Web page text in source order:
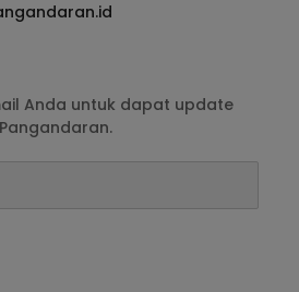
Anda untuk dapat update